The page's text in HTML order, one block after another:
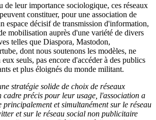
de leur importance sociologique, ces réseaux
constituer, pour une association de
espace décisif de transmission d'information,
mobilisation auprès d'une variété de divers
telles que Diaspora, Mastodon,
dont nous soutenons les modèles, ne
seuls, pas encore d'accéder à des publics
et plus éloignés du monde militant.
stratégie solide de choix de réseaux
cadre précis pour leurusage, l'association a
principalement et simultanément sur le réseau
et sur le réseau social non publicitaire